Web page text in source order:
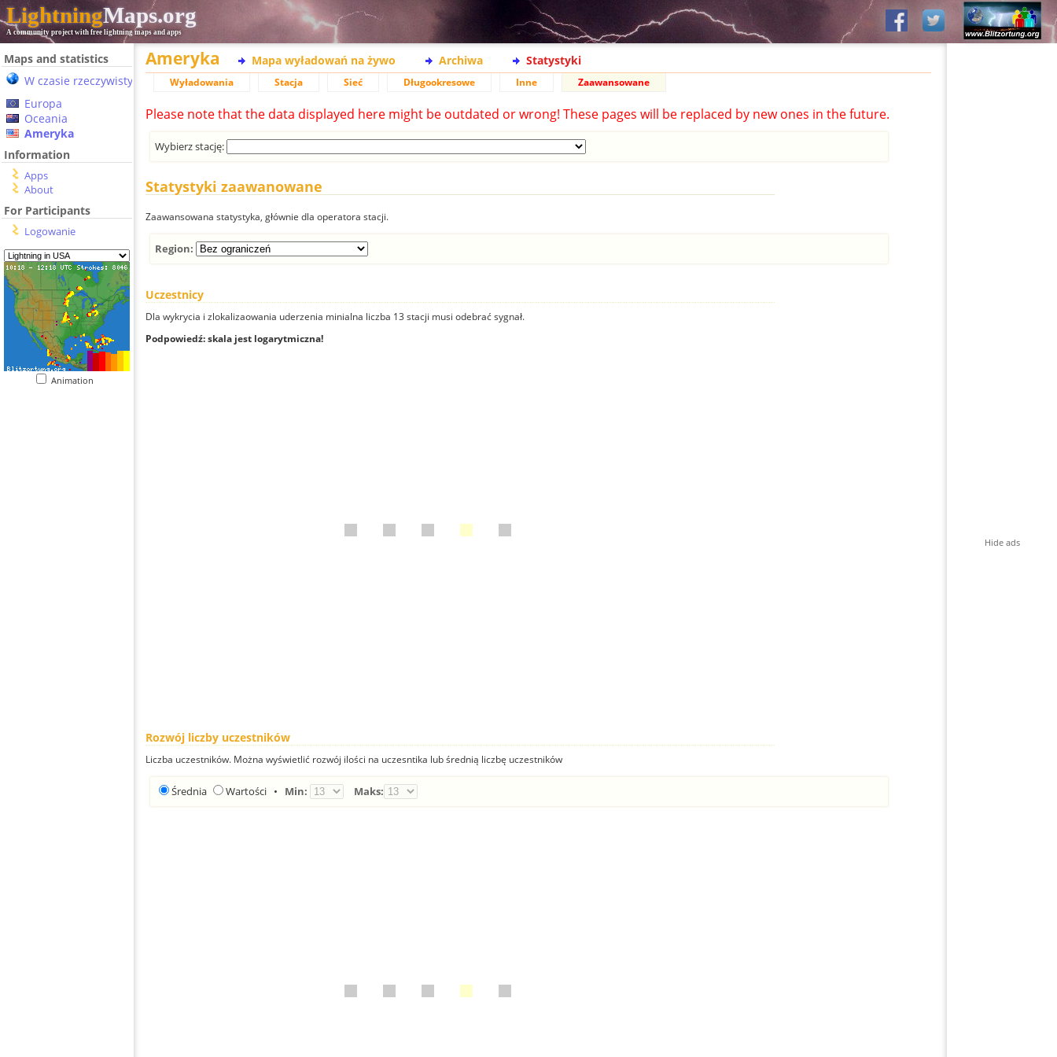
LightningMaps.org
A community project with free lightning maps and apps
Maps and statistics
W czasie rzeczywistym
Europa
Oceania
Ameryka
Information
Apps
About
For Participants
Logowanie
Animation
Ameryka Mapa wyładowań na żywo Archiwa Statystyki
Wyładowania Stacja Sieć Długookresowe Inne Zaawansowane
Please note that the data displayed here might be outdated or wrong! These pages will be replaced by new ones in the future.
Wybierz stację:
Statystyki zaawanowane
Zaawansowana statystyka, głównie dla operatora stacji.
Region:
Uczestnicy
Dla wykrycia i zlokalizaowania uderzenia minialna liczba 13 stacji musi odebrać sygnał.
Podpowiedź: skala jest logarytmiczna!
Rozwój liczby uczestników
Liczba uczestników. Można wyświetlić rozwój ilości na uczesntika lub średnią liczbę uczestników
Średnia Wartości • Min: Maks:
Hide ads